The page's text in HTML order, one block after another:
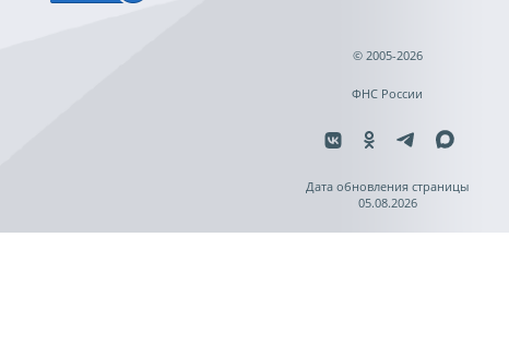
© 2005-2026
ФНС России
Дата обновления страницы
05.08.2026